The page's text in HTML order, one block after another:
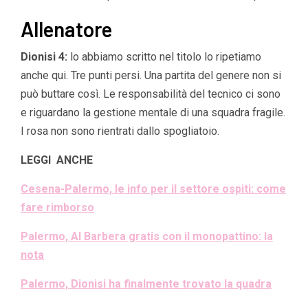
Allenatore
Dionisi 4: lo abbiamo scritto nel titolo lo ripetiamo
anche qui. Tre punti persi. Una partita del genere non si
può buttare così. Le responsabilità del tecnico ci sono
e riguardano la gestione mentale di una squadra fragile.
I rosa non sono rientrati dallo spogliatoio.
LEGGI ANCHE
Cesena-Palermo, le info per il settore ospiti: come
fare rimborso
Palermo, Al Barbera gratis con il monopattino: la
nota
Palermo, Dionisi ha finalmente trovato la quadra